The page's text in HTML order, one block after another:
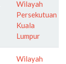
Wilayah
Persekutuan
Kuala
Lumpur
Wilayah